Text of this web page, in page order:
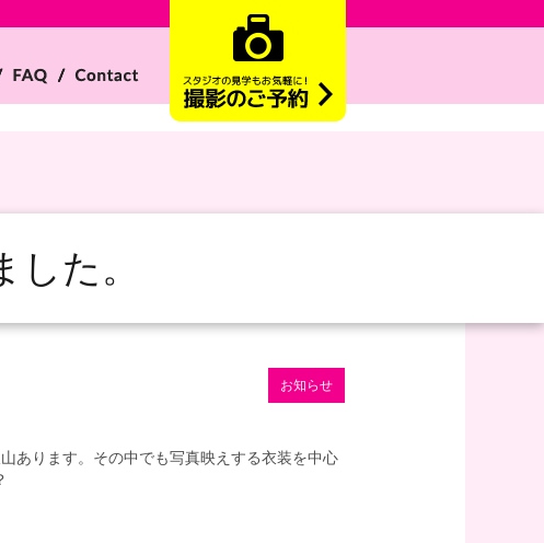
た。
お知らせ
あります。その中でも写真映えする衣装を中心